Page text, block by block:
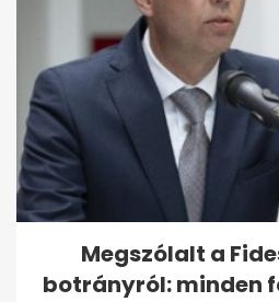
Megszólalt a
botrányról: minden